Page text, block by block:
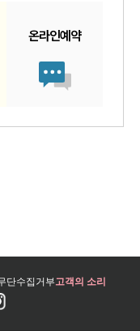
온라인예약
단수집거부고객의 소리